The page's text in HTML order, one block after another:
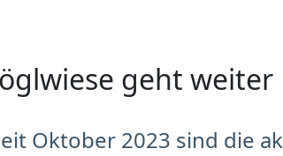
geht weiter
Oktober 2023 sind die